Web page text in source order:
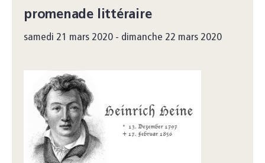
promenade littéraire
samedi 21 mars 2020 - dimanche 22 mars 2020